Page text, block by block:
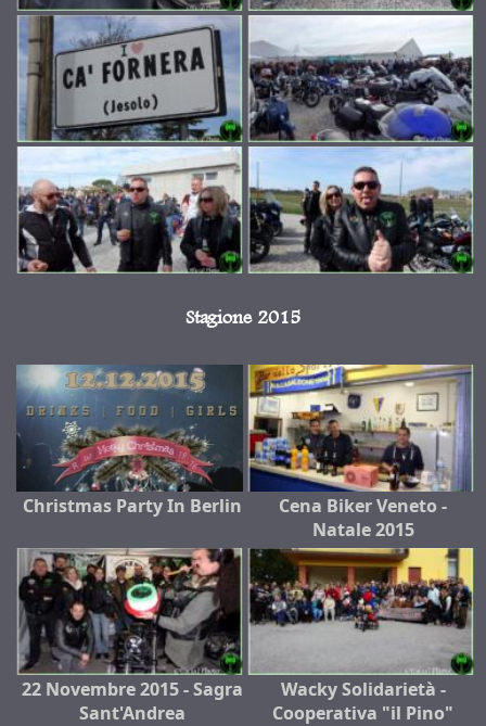
Stagione 2015
Christmas Party In Berlin
Cena Biker Veneto -
Natale 2015
22 Novembre 2015 - Sagra
Sant'Andrea
Wacky Solidarietà -
Cooperativa "il Pino"